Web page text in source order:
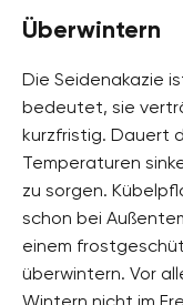
Überwintern
Die Seidenakazie
bedeutet, sie
kurzfristig. Dauert
Temperaturen
zu sorgen.
schon bei
einem
überwintern. Vor